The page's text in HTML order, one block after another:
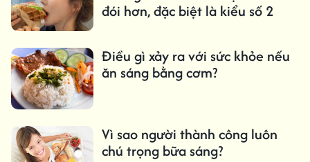
đói hơn, đặc biệt là kiểu số 2
Điều gì xảy ra với sức khỏe nếu
ăn sáng bằng cơm?
Vì sao người thành công luôn
chú trọng bữa sáng?